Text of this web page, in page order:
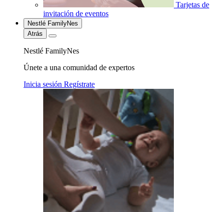
Tarjetas de
invitación de eventos
Nestlé FamilyNes
Atrás
Nestlé FamilyNes
Únete a una comunidad de expertos
Inicia sesión Regístrate